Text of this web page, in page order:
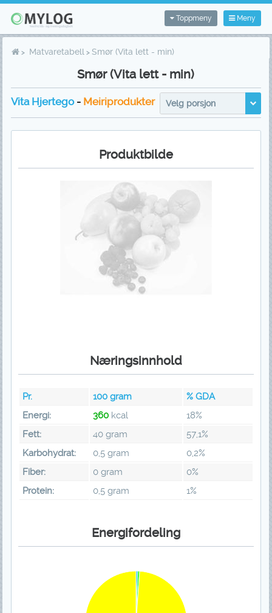
Meny
Toppmeny
Matvaretabell Smør (Vita lett - min)
Smør (Vita lett - min)
Vita Hjertego- Meiriprodukter Velg porsjon
Produktbilde
Næringsinnhold
Pr. 100gram
% GDA
Energi:
360kcal
18%
Fett:
40 gram
57,1%
Karbohydrat:
0,5 gram
0,2%
Fiber:
0 gram
0%
Protein:
0,5 gram 1%
Energifordeling